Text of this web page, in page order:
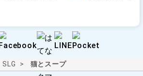
SLG 猫とスープ